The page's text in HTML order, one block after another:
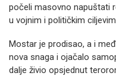
počeli masovno napuštati
u vojnim i političkim
Mostar je prodisao, a i
nova snaga i ojačalo
dalje živio opsjednut